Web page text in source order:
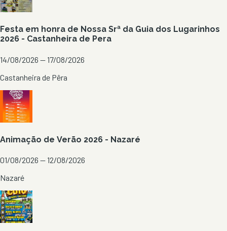
Festa em honra de Nossa Srª da Guia dos Lugarinhos
2026 - Castanheira de Pera
14/08/2026 — 17/08/2026
Castanheira de Pêra
Animação de Verão 2026 - Nazaré
01/08/2026 — 12/08/2026
Nazaré